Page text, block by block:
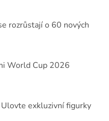
rozrůstají o 60 nových
World Cup 2026
Ulovte exkluzivní figurky